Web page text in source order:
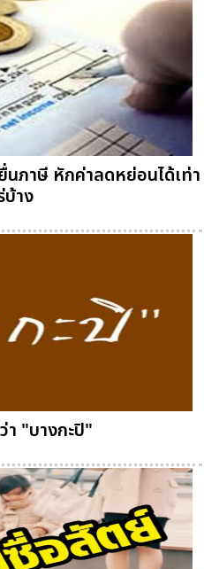
ภาษี หักค่าลดหย่อนได้เท่า
บ้าง
า "บางกะปิ"